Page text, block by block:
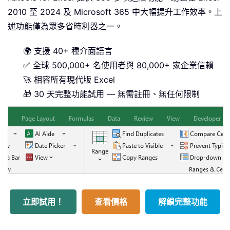
2010 至 2024 及 Microsoft 365 中大幅提升工作效率。上
述功能僅為眾多省時利器之一。
🌍 支援 40+ 種介面語言
✅ 全球 500,000+ 名使用者與 80,000+ 家企業信賴
🚀 相容所有現代版 Excel
🎁 30 天完整功能試用 — 無需註冊、無任何限制
立即試用！ 查看價格 解鎖完整功能